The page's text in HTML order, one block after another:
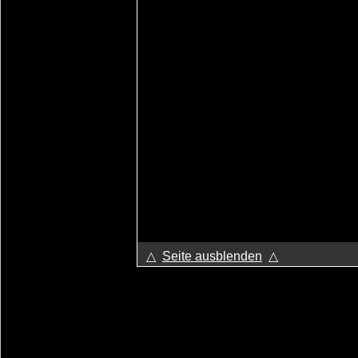
△ Seite ausblenden △